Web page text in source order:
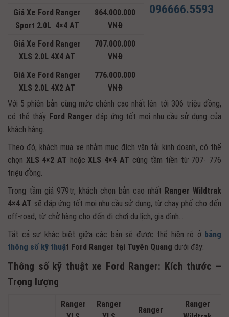
096666.5593
Giá Xe Ford Ranger
Sport 2.0L 4×4 AT
864.000.000
VNĐ
Giá Xe Ford Ranger
XLS 2.0L 4X4 AT
707.000.000
VNĐ
Giá Xe Ford Ranger
XLS 2.0L 4X2 AT
776.000.000
VNĐ
Với 5 phiên bản cùng mức chênh cao nhất lên tới 306 triệu đồng,
có thể thấy Ford Ranger đáp ứng tốt mọi nhu cầu sử dụng của
khách hàng.
Theo đó, khách mua xe nhằm mục đích vận tải kinh doanh, có thể
chọn XLS 4×2 AT hoặcXLS 4×4 AT cùng tầm tiền từ 707- 776
triệu đồng.
Trong tầm giá 979tr, khách chọn bản cao nhất Ranger Wildtrak
4×4 AT sẽ đáp ứng tốt mọi nhu cầu sử dụng, từ chạy phố cho đến
off-road, từ chở hàng cho đến đi chơi du lịch, gia đình…
Tất cả sự khác biệt giữa các bản sẽ được thể hiện rõ ở bảng
thông số kỹ thuật Ford Ranger tại Tuyên Quang dưới đây:
Thông số kỹ thuật xe Ford Ranger: Kích thước –
Trọng lượng
Ranger
Ranger
Ranger
Ranger